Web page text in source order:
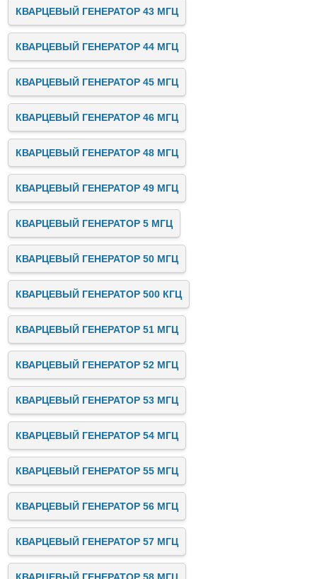
КВАРЦЕВЫЙ ГЕНЕРАТОР 43 МГЦ
КВАРЦЕВЫЙ ГЕНЕРАТОР 44 МГЦ
КВАРЦЕВЫЙ ГЕНЕРАТОР 45 МГЦ
КВАРЦЕВЫЙ ГЕНЕРАТОР 46 МГЦ
КВАРЦЕВЫЙ ГЕНЕРАТОР 48 МГЦ
КВАРЦЕВЫЙ ГЕНЕРАТОР 49 МГЦ
КВАРЦЕВЫЙ ГЕНЕРАТОР 5 МГЦ
КВАРЦЕВЫЙ ГЕНЕРАТОР 50 МГЦ
КВАРЦЕВЫЙ ГЕНЕРАТОР 500 КГЦ
КВАРЦЕВЫЙ ГЕНЕРАТОР 51 МГЦ
КВАРЦЕВЫЙ ГЕНЕРАТОР 52 МГЦ
КВАРЦЕВЫЙ ГЕНЕРАТОР 53 МГЦ
КВАРЦЕВЫЙ ГЕНЕРАТОР 54 МГЦ
КВАРЦЕВЫЙ ГЕНЕРАТОР 55 МГЦ
КВАРЦЕВЫЙ ГЕНЕРАТОР 56 МГЦ
КВАРЦЕВЫЙ ГЕНЕРАТОР 57 МГЦ